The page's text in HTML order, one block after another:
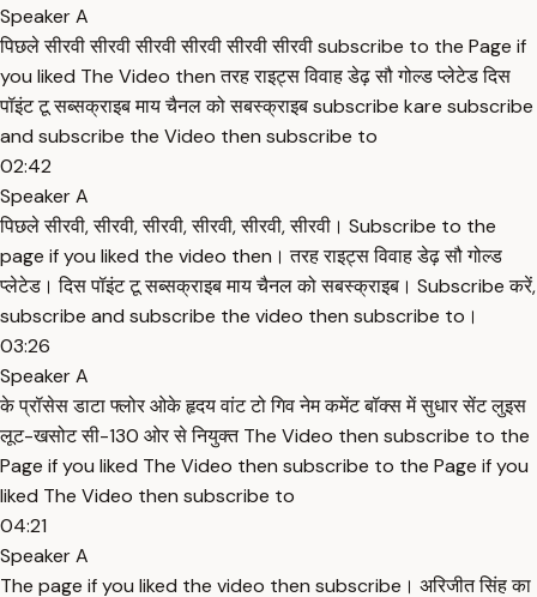
Speaker A
पिछले सीरवी सीरवी सीरवी सीरवी सीरवी सीरवी subscribe to the Page if
you liked The Video then तरह राइट्स विवाह डेढ़ सौ गोल्ड प्लेटेड दिस
पॉइंट टू सब्सक्राइब माय चैनल को सबस्क्राइब subscribe kare subscribe
and subscribe the Video then subscribe to
02:42
Speaker A
पिछले सीरवी, सीरवी, सीरवी, सीरवी, सीरवी, सीरवी। Subscribe to the
page if you liked the video then। तरह राइट्स विवाह डेढ़ सौ गोल्ड
प्लेटेड। दिस पॉइंट टू सब्सक्राइब माय चैनल को सबस्क्राइब। Subscribe करें,
subscribe and subscribe the video then subscribe to।
03:26
Speaker A
के प्रॉसेस डाटा फ्लोर ओके हृदय वांट टो गिव नेम कमेंट बॉक्स में सुधार सेंट लुइस
लूट-खसोट सी-130 ओर से नियुक्त The Video then subscribe to the
Page if you liked The Video then subscribe to the Page if you
liked The Video then subscribe to
04:21
Speaker A
The page if you liked the video then subscribe। अरिजीत सिंह का